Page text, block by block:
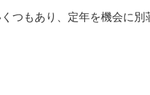
つもあり、定年を機会に別